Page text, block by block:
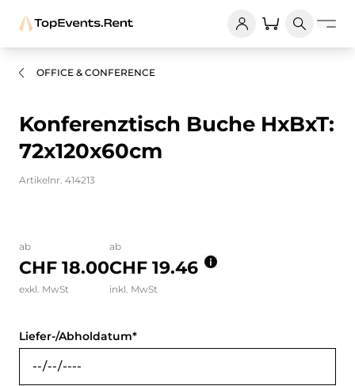
OFFICE & CONFERENCE
Konferenztisch Buche HxBxT:
72x120x60cm
Artikelnr. 414213
ab
CHF 18.00
exkl. MwSt
ab
CHF 19.46
inkl. MwSt
Liefer-/Abholdatum